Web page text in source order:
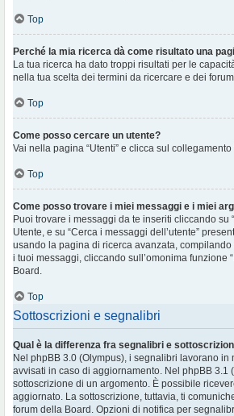
Top
Perché la mia ricerca dà come risultato una
La tua ricerca ha dato troppi risultati per le
nella tua scelta dei termini da ricercare e dei
Top
Come posso cercare un utente?
Vai nella pagina “Utenti” e clicca sul
Top
Come posso trovare i miei messaggi e i miei
Puoi trovare i messaggi da te inseriti cliccando
Utente, e su “Cerca i messaggi dell’utente”
usando la pagina di ricerca avanzata,
i tuoi messaggi, cliccando sull’omonima
Board.
Top
Sottoscrizioni e segnalibri
Qual è la differenza fra segnalibri e
Nel phpBB 3.0 (Olympus), i segnalibri lavorano
avvisati in caso di aggiornamento. Nel phpBB
sottoscrizione di un argomento. È possibile
aggiornato. La sottoscrizione, tuttavia, ti
forum della Board. Opzioni di notifica per